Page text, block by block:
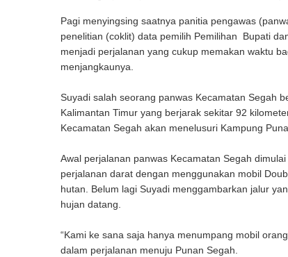
Pagi menyingsing saatnya panitia pengawas
penelitian (coklit) data pemilih Pemilihan Bupati
menjadi perjalanan yang cukup memakan waktu
menjangkaunya.
Suyadi salah seorang panwas Kecamatan Segah
Kalimantan Timur yang berjarak sekitar 92
Kecamatan Segah akan menelusuri Kampung
Awal perjalanan panwas Kecamatan Segah
perjalanan darat dengan menggunakan mobil
hutan. Belum lagi Suyadi menggambarkan jalur
hujan datang.
“Kami ke sana saja hanya menumpang mobil
dalam perjalanan menuju Punan Segah.